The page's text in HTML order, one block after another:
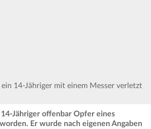
14-Jähriger mit einem Messer verletzt
14-Jähriger offenbar Opfer eines
Er wurde nach eigenen Angaben